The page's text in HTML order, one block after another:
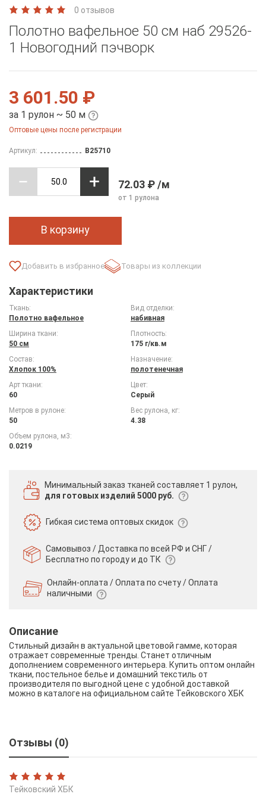
0 отзывов
Полотно вафельное 50 см наб 29526-
1 Новогодний пэчворк
3 601.50 ₽
за 1 рулон ~ 50 м
Оптовые цены после регистрации
Артикул: B25710
72.03 ₽ /м
от 1 рулона
В корзину
Товары из коллекции
Характеристики
Ткань:
Полотно вафельное
Вид отделки:
набивная
Ширина ткани:
50 см
Плотность:
175 г/кв.м
Состав:
Хлопок 100%
Назначение:
полотенечная
Арт ткани:
60
Цвет:
Серый
Метров в рулоне:
50
Вес рулона, кг:
4.38
Объем рулона, м3:
0.0219
Минимальный заказ тканей составляет 1 рулон,
для готовых изделий 5000 руб.
Гибкая системаоптовых скидок
Самовывоз / Доставка по всей РФ и СНГ /
Бесплатно по городу и до ТК
Онлайн-оплата / Оплата по счету /Оплата
наличными
Описание
Стильный дизайн в актуальной цветовой гамме, которая
отражает современные тренды. Станет отличным
дополнением современного интерьера. Купить оптом онлайн
ткани, постельное белье и домашний текстиль от
производителя по выгодной цене с удобной доставкой
можно в каталоге на официальном сайте Тейковского ХБК
Отзывы (0)
Тейковский ХБК